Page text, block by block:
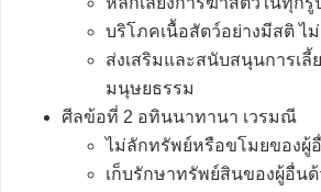
บริโภคเนื้อสัตว์อย่างมีสติ ไม่
ส่งเสริมและสนับสนุนการเลี้
มนุษยธรรม
ศีลข้อที่ 2 อทินนาทานา เวรมณี
ไม่ลักทรัพย์หรือขโมยของผู้
เก็บรักษาทรัพย์สินของผู้อื่น